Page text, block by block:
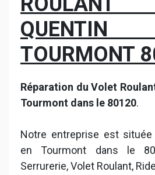
TOURMONT
Réparation du Volet
Tourmont dans le 80120.
Notre entreprise est
en Tourmont dans le
Serrurerie, Volet Roulant,